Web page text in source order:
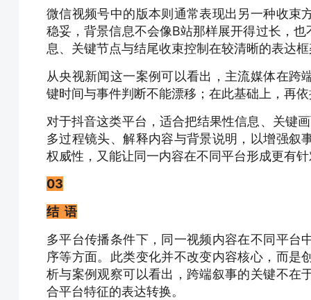
微信视频号中的版本则通常表现出另一种收束
稳妥，背景信息不会像B站那样展开得过长，
息、关键节点与结尾收束控制在较清晰的表达
从央视新闻这一案例可以看出， 主流媒体在跨
键时间与事件判断不能漂移；在此基础上，再
对于抖音这类平台，适合把结果性信息、关键
多过程镜头、解释内容与背景说明，以增强叙
权威性，又能让同一内容在不同平台形成更有
03
结 语
多平台传播条件下，同一视频内容在不同平台
序等方面。此类变化并不改变内容核心，而是
析与案例观察可以看出，跨端叙事的关键不在
合平台特征的表达转换。